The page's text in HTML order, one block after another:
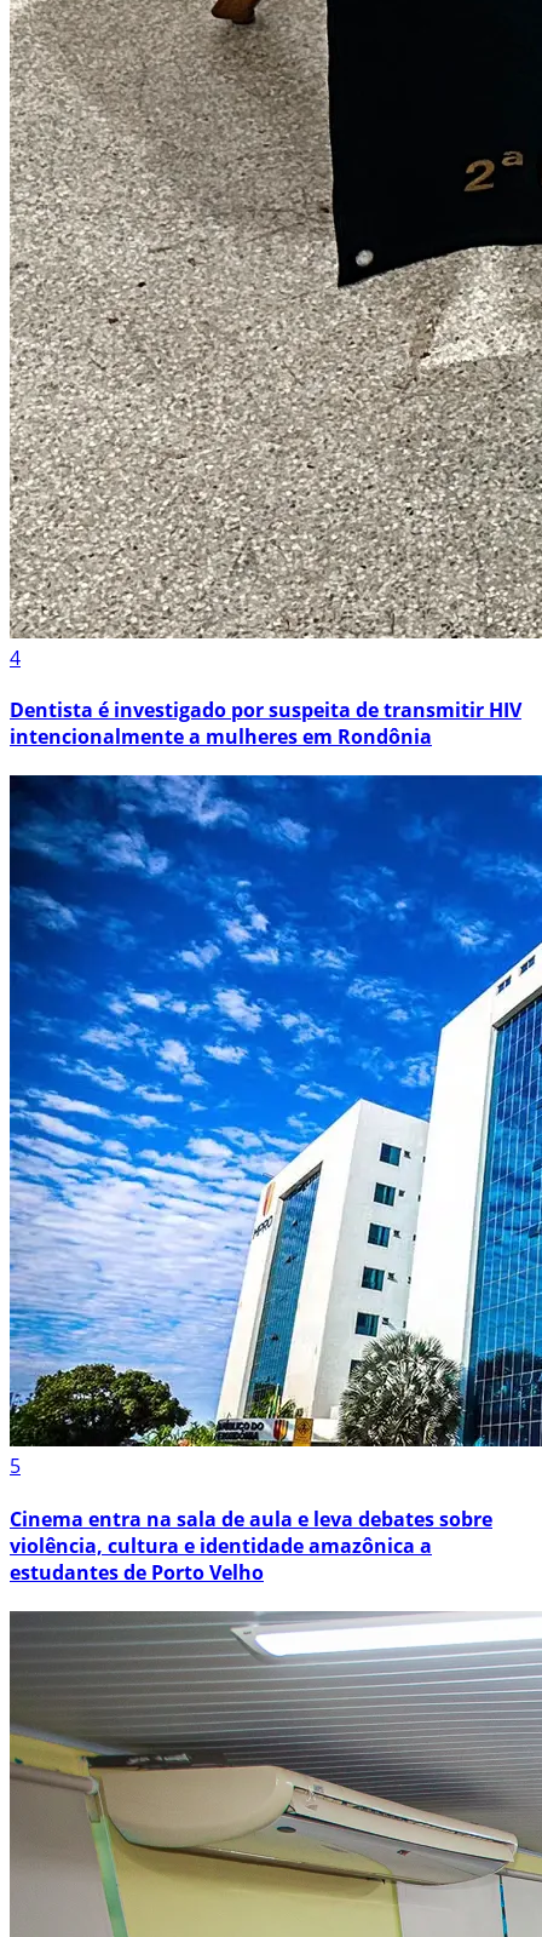
4
Dentista é investigado por suspeita de transmitir HIV
intencionalmente a mulheres em Rondônia
5
Cinema entra na sala de aula e leva debates sobre
violência, cultura e identidade amazônica a
estudantes de Porto Velho